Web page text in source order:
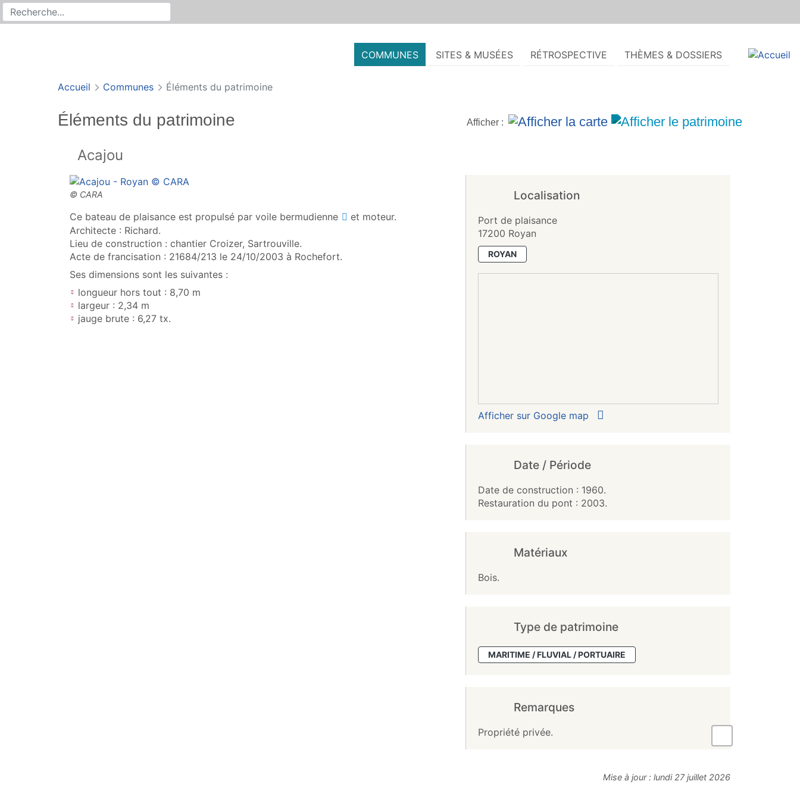
Recherche sur le site
Rechercher
COMMUNES SITES & MUSÉES RÉTROSPECTIVE THÈMES & DOSSIERS
Accueil Communes Éléments du patrimoine
Afficher :
Éléments du patrimoine
Acajou
Ce bateau de plaisance est propulsé par voile bermudienne
et moteur.
Architecte : Richard.
Lieu de construction : chantier Croizer, Sartrouville.
Acte de francisation : 21684/213 le 24/10/2003 à Rochefort.
Ses dimensions sont les suivantes :
longueur hors tout : 8,70 m
largeur : 2,34 m
jauge brute : 6,27 tx.
Localisation
Port de plaisance
17200 Royan
ROYAN
Afficher sur Google map
Date / Période
Date de construction : 1960.
Restauration du pont : 2003.
Matériaux
Bois.
Type de patrimoine
MARITIME / FLUVIAL / PORTUAIRE
Remarques
Propriété privée.
Mise à jour : lundi 27 juillet 2026